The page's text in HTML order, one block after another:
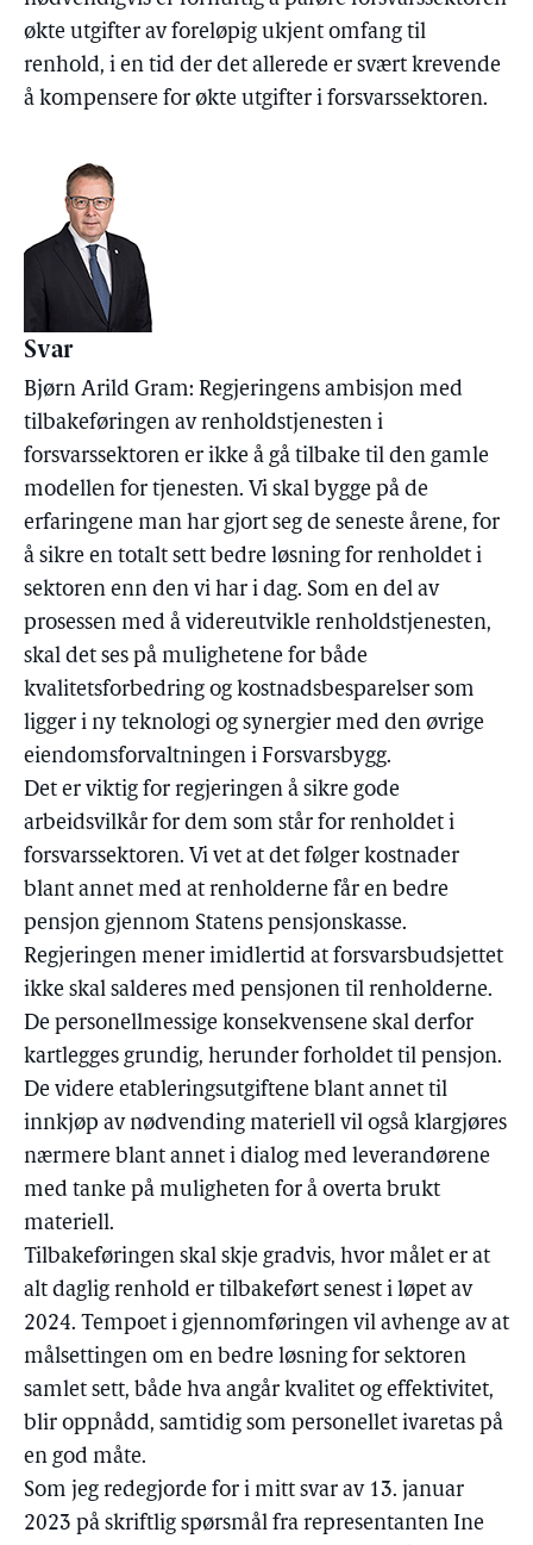
økte utgifter av foreløpig ukjent omfang til
renhold, i en tid der det allerede er svært krevende
å kompensere for økte utgifter i forsvarssektoren.
Svar
Bjørn Arild Gram: Regjeringens ambisjon med
tilbakeføringen av renholdstjenesten i
forsvarssektoren er ikke å gå tilbake til den gamle
modellen for tjenesten. Vi skal bygge på de
erfaringene man har gjort seg de seneste årene, for
å sikre en totalt sett bedre løsning for renholdet i
sektoren enn den vi har i dag. Som en del av
prosessen med å videreutvikle renholdstjenesten,
skal det ses på mulighetene for både
kvalitetsforbedring og kostnadsbesparelser som
ligger i ny teknologi og synergier med den øvrige
eiendomsforvaltningen i Forsvarsbygg.
Det er viktig for regjeringen å sikre gode
arbeidsvilkår for dem som står for renholdet i
forsvarssektoren. Vi vet at det følger kostnader
blant annet med at renholderne får en bedre
pensjon gjennom Statens pensjonskasse.
Regjeringen mener imidlertid at forsvarsbudsjettet
ikke skal salderes med pensjonen til renholderne.
De personellmessige konsekvensene skal derfor
kartlegges grundig, herunder forholdet til pensjon.
De videre etableringsutgiftene blant annet til
innkjøp av nødvending materiell vil også klargjøres
nærmere blant annet i dialog med leverandørene
med tanke på muligheten for å overta brukt
materiell.
Tilbakeføringen skal skje gradvis, hvor målet er at
alt daglig renhold er tilbakeført senest i løpet av
2024. Tempoet i gjennomføringen vil avhenge av at
målsettingen om en bedre løsning for sektoren
samlet sett, både hva angår kvalitet og effektivitet,
blir oppnådd, samtidig som personellet ivaretas på
en god måte.
Som jeg redegjorde for i mitt svar av 13. januar
2023 på skriftlig spørsmål fra representanten Ine